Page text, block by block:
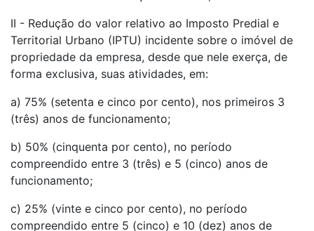
II - Redução do valor relativo ao Imposto Predial e
Territorial Urbano (IPTU) incidente sobre o imóvel de
propriedade da empresa, desde que nele exerça, de
forma exclusiva, suas atividades, em:
a) 75% (setenta e cinco por cento), nos primeiros 3
(três) anos de funcionamento;
b) 50% (cinquenta por cento), no período
compreendido entre 3 (três) e 5 (cinco) anos de
funcionamento;
c) 25% (vinte e cinco por cento), no período
compreendido entre 5 (cinco) e 10 (dez) anos de